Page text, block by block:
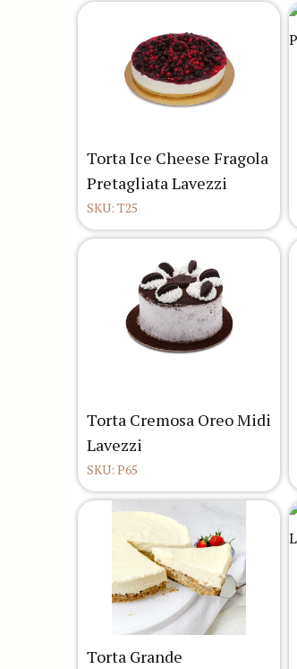
Torta Ice Cheese Fragola
Pretagliata Lavezzi
SKU: T25
Torta Cremosa Oreo Midi
Lavezzi
SKU: P65
Torta Grande